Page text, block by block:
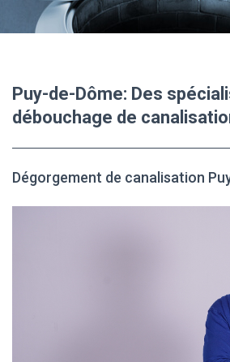
Puy-de-Dôme: Des
débouchage de
Dégorgement de canalisation